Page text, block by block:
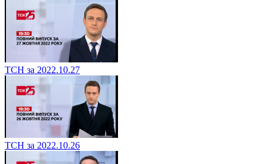
ТСН за 2022.10.27
ТСН за 2022.10.26